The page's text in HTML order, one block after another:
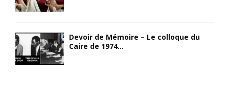
Devoir de Mémoire – Le colloque du
Caire de 1974...